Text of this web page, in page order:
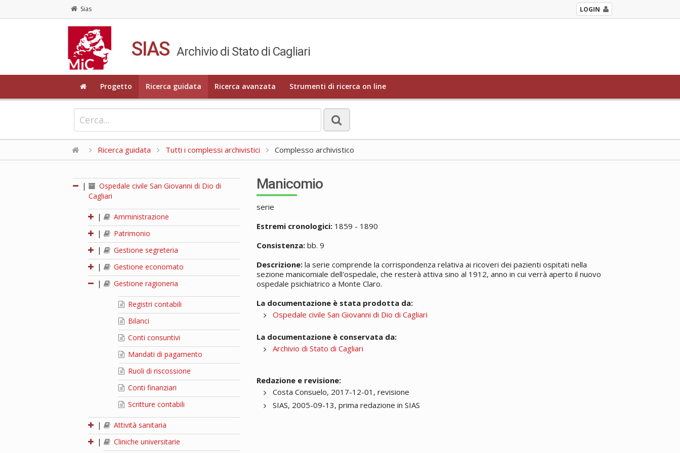
Sias LOGIN
SIAS Archivio di Stato di Cagliari
Progetto Ricerca guidata Ricerca avanzata Strumenti di ricerca on line
Ricerca guidata Tutti i complessi archivistici Complesso archivistico
|
Ospedale civile San Giovanni di Dio di
Cagliari
|
Amministrazione
|
Patrimonio
|
Gestione segreteria
|
Gestione economato
|
Gestione ragioneria
Registri contabili
Bilanci
Conti consuntivi
Mandati di pagamento
Ruoli di riscossione
Conti finanziari
Scritture contabili
|
Attività sanitaria
|
Cliniche universitarie
Manicomio
serie
Estremi cronologici: 1859 - 1890
Consistenza: bb. 9
Descrizione: la serie comprende la corrispondenza relativa ai ricoveri dei pazienti ospitati nella
sezione manicomiale dell'ospedale, che resterà attiva sino al 1912, anno in cui verrà aperto il nuovo
ospedale psichiatrico a Monte Claro.
La documentazione è stata prodotta da:
Ospedale civile San Giovanni di Dio di Cagliari
La documentazione è conservata da:
Archivio di Stato di Cagliari
Redazione e revisione:
Costa Consuelo, 2017-12-01, revisione
SIAS, 2005-09-13, prima redazione in SIAS